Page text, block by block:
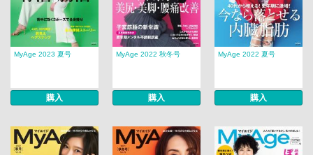
MyAge 2023 夏号
購入
MyAge 2022 秋冬号
購入
MyAge 2022 夏号
購入